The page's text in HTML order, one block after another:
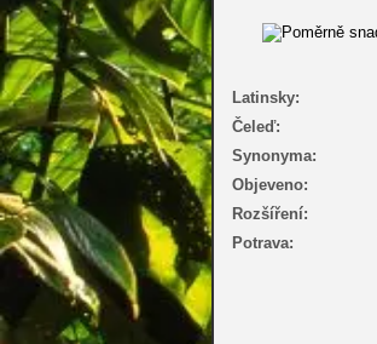
Latinsky:
Čeleď:
Synonyma:
Objeveno:
Rozšíření:
Potrava: